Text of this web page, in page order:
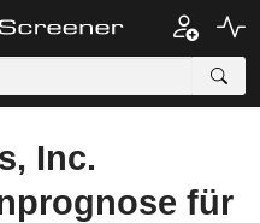
Inc.
für